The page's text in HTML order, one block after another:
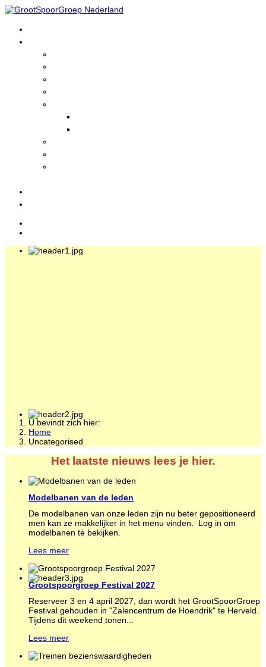
U bevindt zich hier:
Home
Uncategorised
Het laatste nieuws lees je hier.
Modelbanen van de leden
De modelbanen van onze leden zijn nu beter gepositioneerd
men kan ze makkelijker in het menu vinden. Log in om
modelbanen te bekijken.
Lees meer
Grootspoorgroep Festival 2027
Reserveer 3 en 4 april 2027, dan wordt het GrootSpoorGroep
Festival gehouden in "Zalencentrum de Hoendrik" te Herveld.
Tijdens dit weekend tonen...
Lees meer